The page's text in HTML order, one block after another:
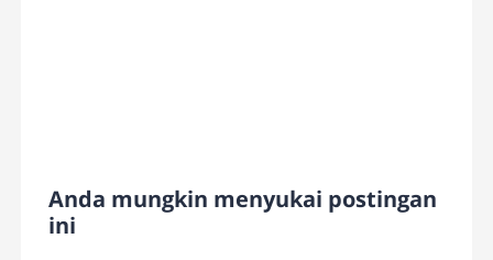
Anda mungkin menyukai postingan
ini